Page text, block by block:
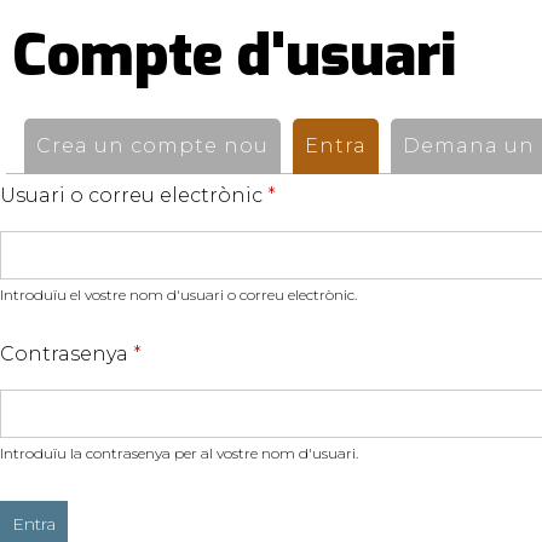
Compte d'usuari
Pestanyes
primàries
Crea un compte nou Entra (pestanya
Demana
Usuari o correu electrònic *
Introduïu el vostre nom d'usuari o correu electrònic.
Contrasenya *
Introduïu la contrasenya per al vostre nom d'usuari.